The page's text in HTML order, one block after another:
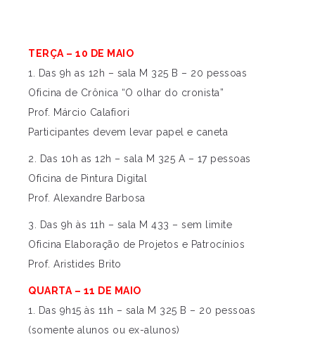
TERÇA – 10 DE MAIO
1. Das 9h as 12h – sala M 325 B – 20 pessoas
Oficina de Crônica “O olhar do cronista”
Prof. Márcio Calafiori
Participantes devem levar papel e caneta
2. Das 10h as 12h – sala M 325 A – 17 pessoas
Oficina de Pintura Digital
Prof. Alexandre Barbosa
3. Das 9h às 11h – sala M 433 – sem limite
Oficina Elaboração de Projetos e Patrocínios
Prof. Aristides Brito
QUARTA – 11 DE MAIO
1. Das 9h15 às 11h – sala M 325 B – 20 pessoas
(somente alunos ou ex-alunos)